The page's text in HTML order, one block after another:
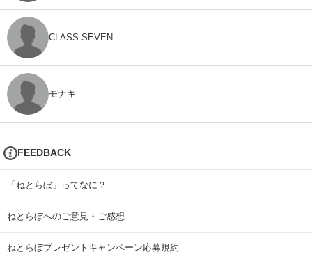
CLASS SEVEN
モナキ
FEEDBACK
「ねとらぼ」ってなに？
ねとらぼへのご意見・ご感想
ねとらぼプレゼントキャンペーン応募規約